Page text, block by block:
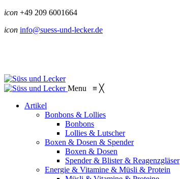
icon +49 209 6001664
icon info@suess-und-lecker.de
Menu ≡ ╳
Artikel
Bonbons & Lollies
Bonbons
Lollies & Lutscher
Boxen & Dosen & Spender
Boxen & Dosen
Spender & Blister & Reagenzgläser
Energie & Vitamine & Müsli & Protein